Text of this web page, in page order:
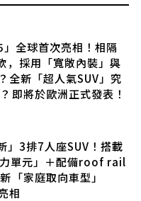
全球首次亮相！相隔
，採用「寬敞內裝」與
全新「超人氣SUV」究
即將於歐洲正式發表！
」3排7人座SUV！搭載
單元」＋配備roof rail
「家庭取向車型」
相